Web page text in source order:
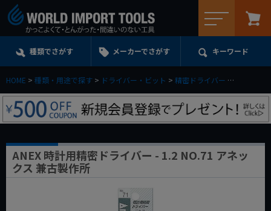
種類でさがす メーカーでさがす キーワード
HOME 種類・用途で探す ドライバー・ビット 精密ドライバー
ANEX 時計用精密ドライバー - 1.2 NO.71 アネッ
クス 兼古製作所